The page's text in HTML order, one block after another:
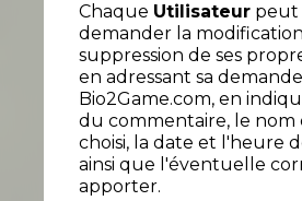
Chaque Utilisateur peut
demander la
suppression de ses
en adressant sa
Bio2Game.com, en
du commentaire, le nom
choisi, la date et l'heure
ainsi que l'éventuelle
apporter.